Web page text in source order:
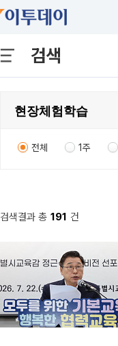
검색
전체 1주
검색결과 총 191 건